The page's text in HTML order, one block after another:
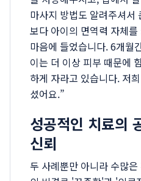
마사지 방법도 알려주셔서
보다 아이의 면역력 자체
마음에 들었습니다. 6개월
이는 더 이상 피부 때문에
하게 자라고 있습니다. 저
셨어요.”
성공적인 치료의
신뢰
두 사례뿐만 아니라 수많